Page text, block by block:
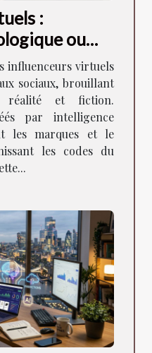
:
ou
lifestyle
influenceurs virtuels
sociaux, brouillant
réalité et fiction.
par intelligence
les marques et le
les codes du